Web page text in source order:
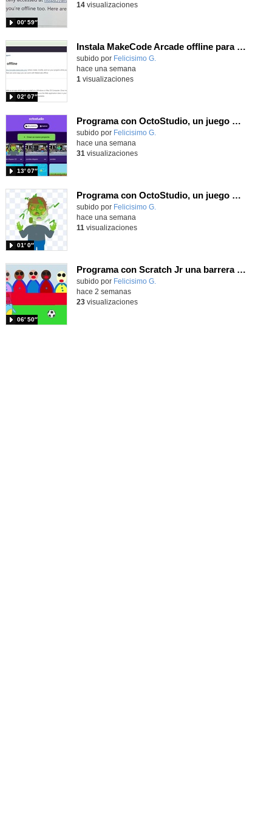
00′ 59″
14visualizaciones
Instala MakeCode Arcade offline para programar grandes juegos sin necesidad de Internet
Contenido educativo.
subido por Felicisimo G.
02′ 07″
hace una semana
1 visualizaciones
Programa con OctoStudio, un juego de disparos contra Zombies con un cargador basado en el House of the dead
Contenido educativo.
subido por Felicisimo G.
13′ 07″
hace una semana
31 visualizaciones
Programa con OctoStudio, un juego homenajeando al House of the dead con Zombies
Contenido educativo.
subido por Felicisimo G.
01′ 0″
hace una semana
11 visualizaciones
Programa con Scratch Jr una barrera que se desplaza para dar sensación de movimiento
Contenido educativo.
subido por Felicisimo G.
06′ 50″
hace 2 semanas
23visualizaciones